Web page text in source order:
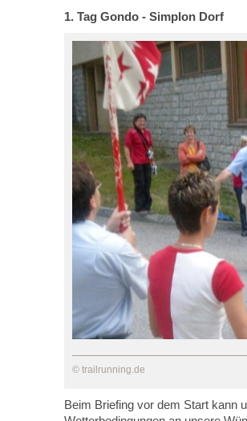
1. Tag Gondo - Simplon Dorf
© trailrunning.de
Beim Briefing vor dem Start kann